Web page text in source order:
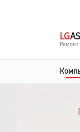
LG
Ремонт